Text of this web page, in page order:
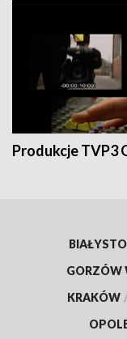
Produkcje TVP3
GORZÓW
KRAKÓW